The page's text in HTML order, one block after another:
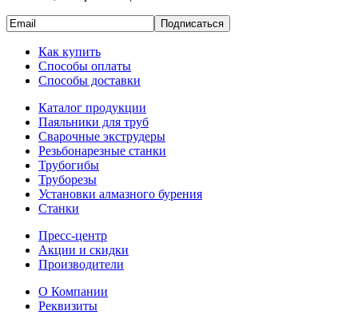
Подписаться
Как купить
Способы оплаты
Способы доставки
Каталог продукции
Паяльники для труб
Сварочные экструдеры
Резьбонарезные станки
Трубогибы
Труборезы
Установки алмазного бурения
Станки
Пресс-центр
Акции и скидки
Производители
О Компании
Реквизиты